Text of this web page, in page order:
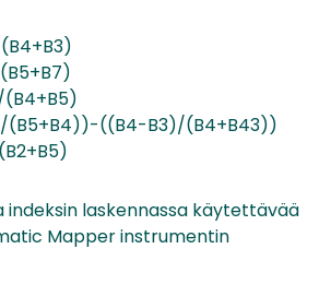
(B5+B4))-((B4-B3)/(B4+B43))
indeksin laskennassa käytettävää
Mapper instrumentin